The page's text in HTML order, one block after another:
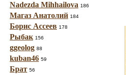
Nadezda Mihhailova 186
Магаз Анатолий 184
Борис Ассеев 178
Рыбак 156
ggeolog 88
kuban46 59
Брат 56